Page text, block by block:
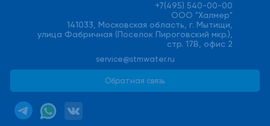
+7(495) 540-00-00
ООО "Халмер"
141033, Московская область, г. Мытищи,
улица Фабричная (Поселок Пироговский мкр.),
стр. 17В, офис 2
service@stmwater.ru
Обратная связь